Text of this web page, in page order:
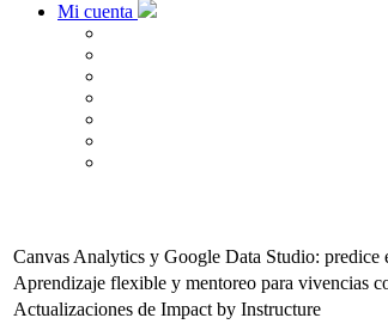
Mi cuenta
Canvas Analytics y Google Data Studio:
Aprendizaje flexible y mentoreo para vivencias
Actualizaciones de Impact by Instructure